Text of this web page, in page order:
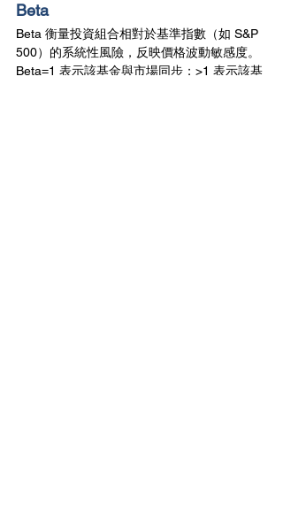
Beta
Beta 衡量投資組合相對於基準指數（如 S&P
500）的系統性風險，反映價格波動敏感度。
Beta=1 表示該基金與市場同步；>1 表示該基